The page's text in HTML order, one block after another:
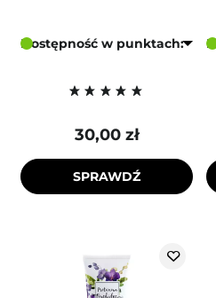
Dostępność w punktach:
30,00 zł
SPRAWDŹ